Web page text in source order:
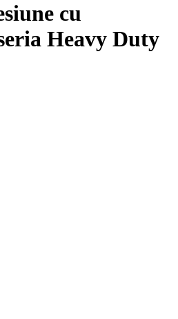
cu
Heavy Duty